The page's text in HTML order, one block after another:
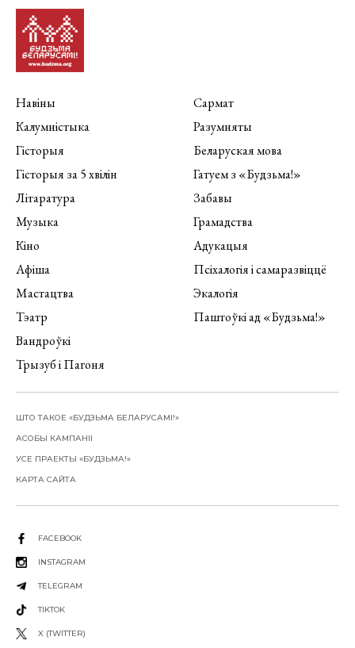
Навіны
Калумністыка
Гісторыя
Гісторыя за 5 хвілін
Літаратура
Музыка
Кіно
Афіша
Мастацтва
Тэатр
Вандроўкі
Трызуб і Пагоня
Сармат
Разумняты
Беларуская мова
Гатуем з «Будзьма!»
Забавы
Грамадства
Адукацыя
Псіхалогія і самаразвіццё
Экалогія
Паштоўкі ад «Будзьма!»
ШТО ТАКОЕ «БУДЗЬМА БЕЛАРУСАМІ!»
АСОБЫ КАМПАНІІ
УСЕ ПРАЕКТЫ «БУДЗЬМА!»
КАРТА САЙТА
FACEBOOK
INSTAGRAM
TELEGRAM
TIKTOK
X (TWITTER)